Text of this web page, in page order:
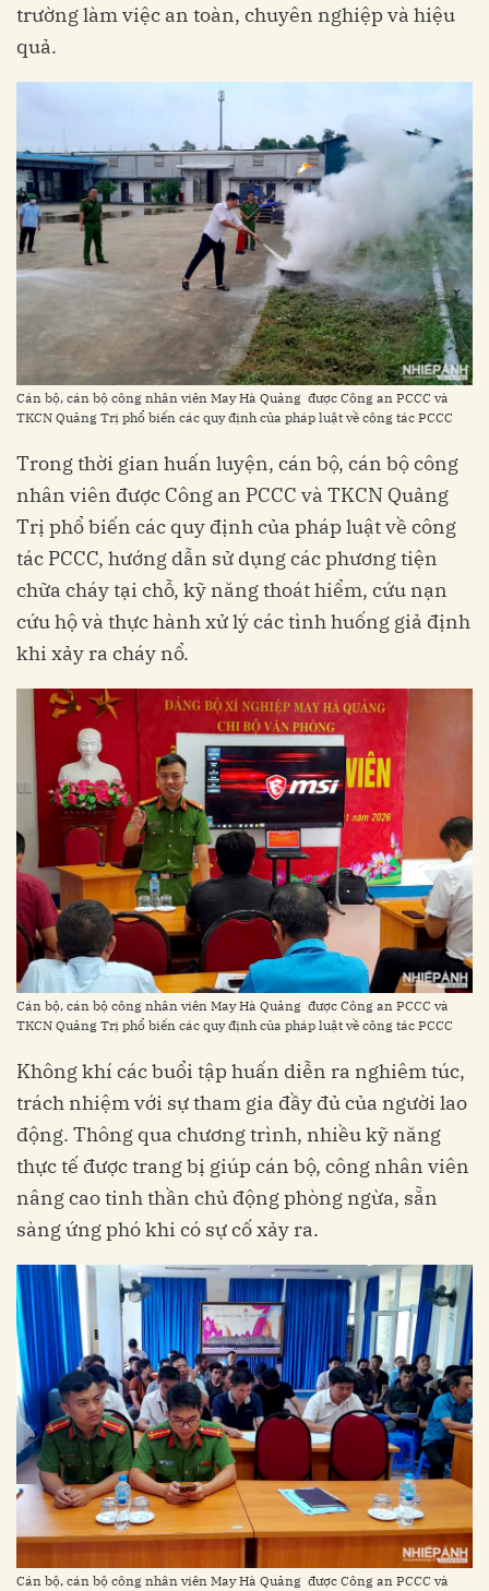
trường làm việc an toàn, chuyên nghiệp và hiệu
quả.
Cán bộ, cán bộ công nhân viên May Hà Quảng được Công an PCCC và
TKCN Quảng Trị phổ biến các quy định của pháp luật về công tác PCCC
Trong thời gian huấn luyện, cán bộ, cán bộ công
nhân viên được Công an PCCC và TKCN Quảng
Trị phổ biến các quy định của pháp luật về công
tác PCCC, hướng dẫn sử dụng các phương tiện
chữa cháy tại chỗ, kỹ năng thoát hiểm, cứu nạn
cứu hộ và thực hành xử lý các tình huống giả định
khi xảy ra cháy nổ.
Cán bộ, cán bộ công nhân viên May Hà Quảng được Công an PCCC và
TKCN Quảng Trị phổ biến các quy định của pháp luật về công tác PCCC
Không khí các buổi tập huấn diễn ra nghiêm túc,
trách nhiệm với sự tham gia đầy đủ của người lao
động. Thông qua chương trình, nhiều kỹ năng
thực tế được trang bị giúp cán bộ, công nhân viên
nâng cao tinh thần chủ động phòng ngừa, sẵn
sàng ứng phó khi có sự cố xảy ra.
Cán bộ, cán bộ công nhân viên May Hà Quảng được Công an PCCC và